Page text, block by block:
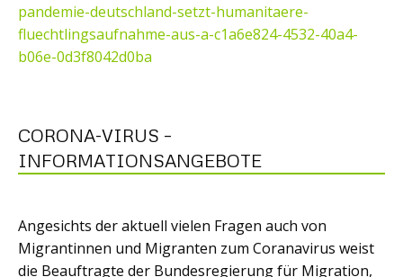
pandemie-deutschland-setzt-humanitaere-
fluechtlingsaufnahme-aus-a-c1a6e824-4532-40a4-
b06e-0d3f8042d0ba
CORONA-VIRUS –
INFORMATIONSANGEBOTE
Angesichts der aktuell vielen Fragen auch von
Migrantinnen und Migranten zum Coranavirus weist
die Beauftragte der Bundesregierung für Migration,